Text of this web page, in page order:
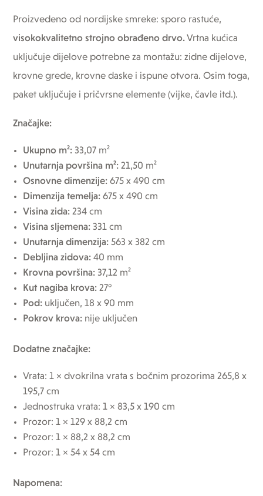
Proizvedeno od nordijske smreke: sporo rastuće,
visokokvalitetno strojno obrađeno drvo.Vrtna kućica
uključuje dijelove potrebne za montažu: zidne dijelove,
krovne grede, krovne daske i ispune otvora. Osim toga,
paket uključuje i pričvrsne elemente (vijke, čavle itd.).
Značajke:
Ukupno m²: 33,07 m²
Unutarnja površina m²: 21,50 m²
Osnovne dimenzije: 675 x 490 cm
Dimenzija temelja: 675 x 490 cm
Visina zida: 234 cm
Visina sljemena: 331 cm
Unutarnja dimenzija: 563 x 382 cm
Debljina zidova: 40 mm
Krovna površina: 37,12 m²
Kut nagiba krova: 27°
Pod: uključen, 18 x 90 mm
Pokrov krova: nije uključen
Dodatne značajke:
Vrata: 1 × dvokrilna vrata s bočnim prozorima 265,8 x
195,7 cm
Jednostruka vrata: 1 × 83,5 x 190 cm
Prozor: 1 × 129 x 88,2 cm
Prozor: 1 × 88,2 x 88,2 cm
Prozor: 1 × 54 x 54 cm
Napomena: